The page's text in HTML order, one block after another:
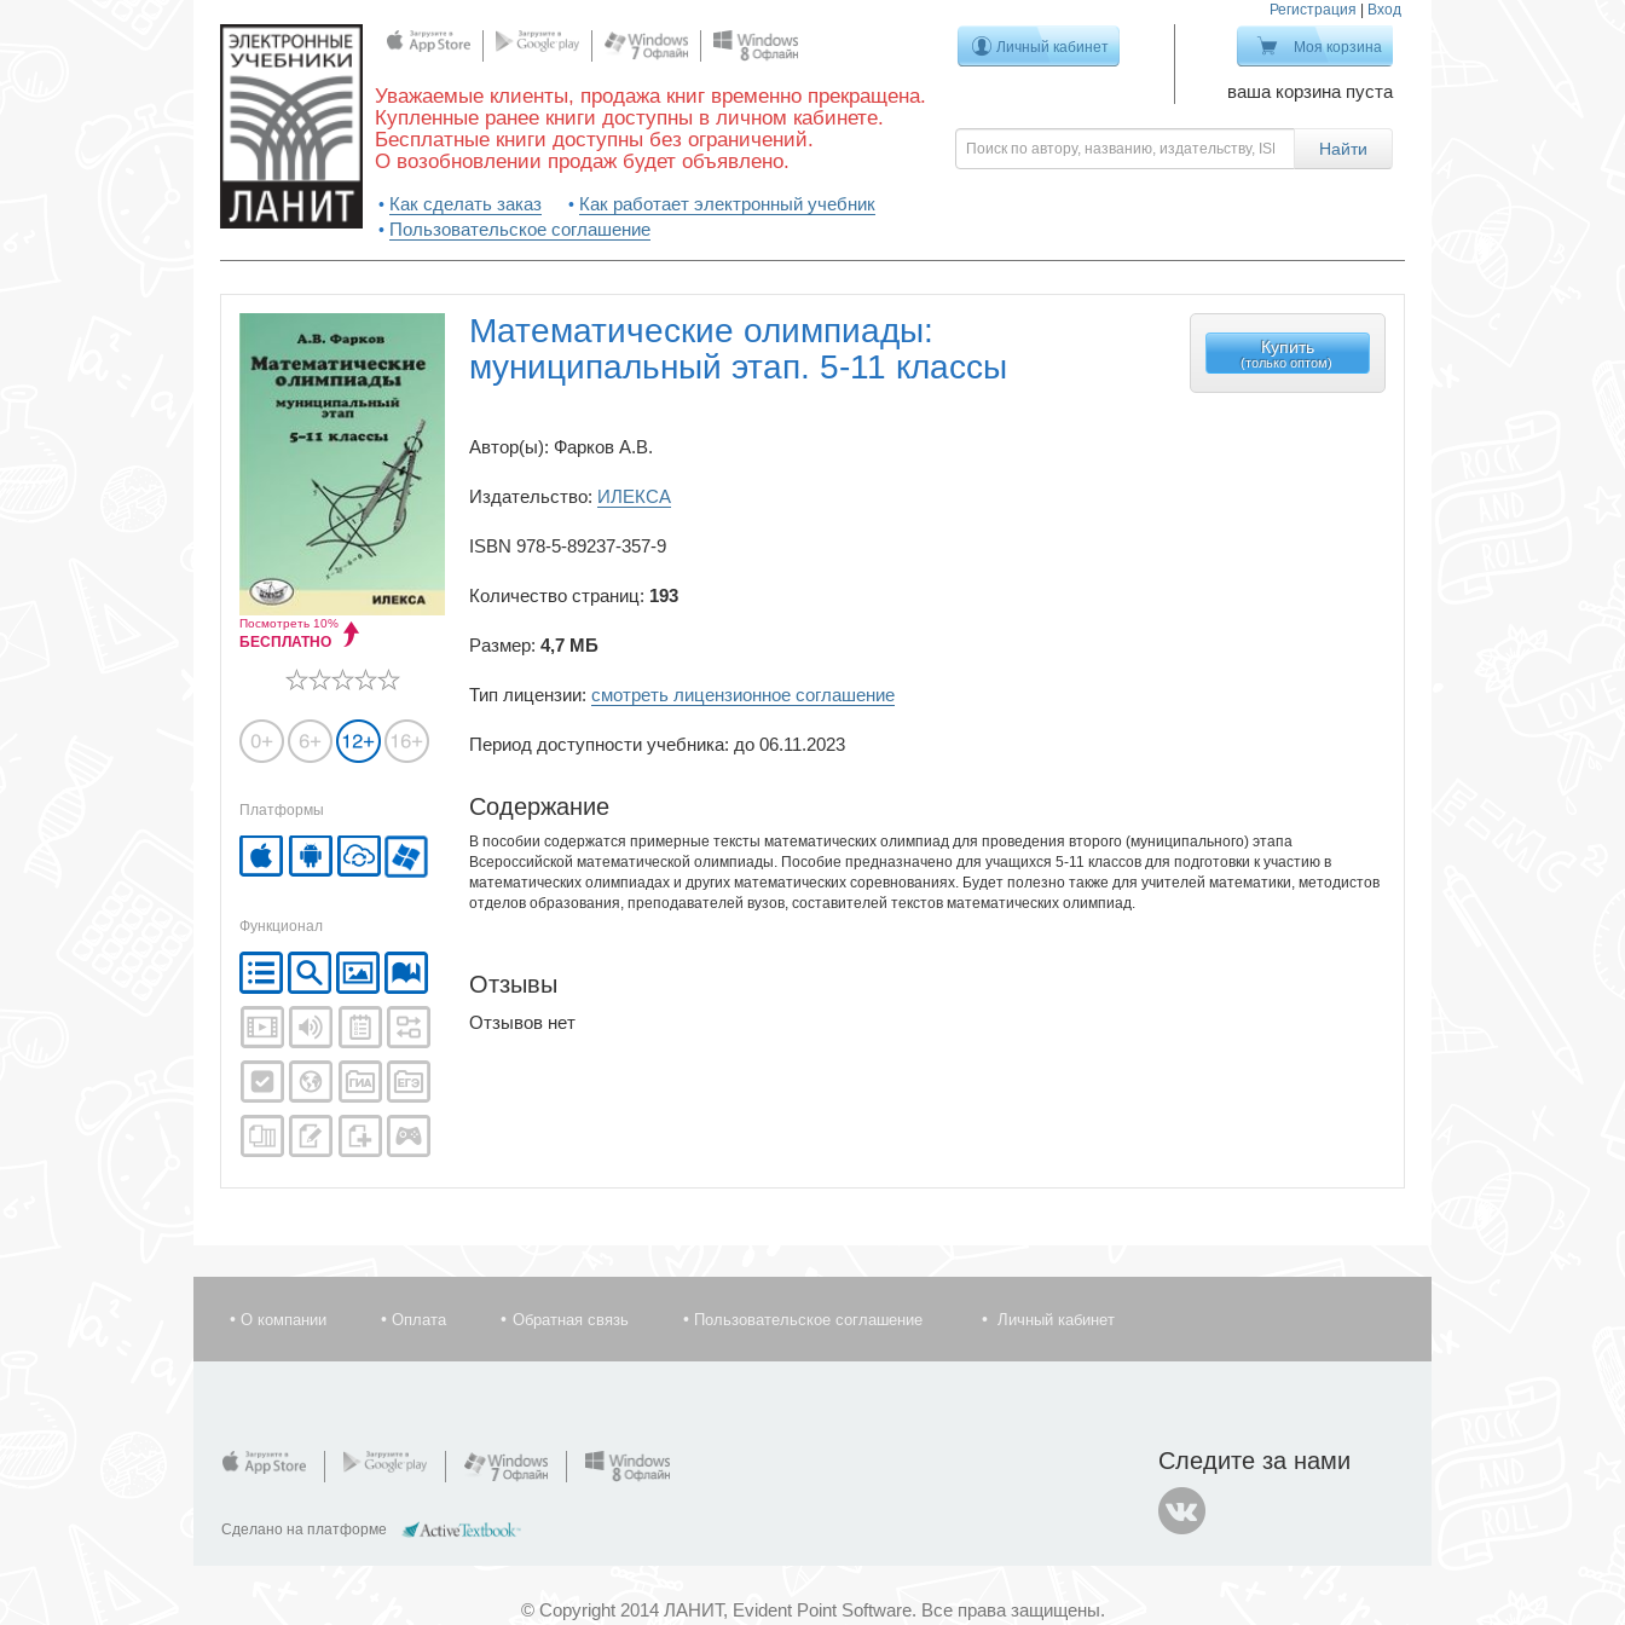
Регистрация Вход
Уважаемые клиенты, продажа книг временно прекращена.
Купленные ранее книги доступны в личном кабинете.
Бесплатные книги доступны без ограничений.
О возобновлении продаж будет объявлено.
Как сделать заказ
Как работает электронный учебник
Пользовательское соглашение
Личный кабинет Моя корзина
ваша корзина пуста
Посмотреть 10%
БЕСПЛАТНО
Платформы
Функционал
Купить
(только оптом)
Математические олимпиады:
муниципальный этап. 5-11 классы
Автор(ы): Фарков А.В.
Издательство: ИЛЕКСА
ISBN 978-5-89237-357-9
Количество страниц: 193
Размер: 4,7 МБ
Тип лицензии: смотреть лицензионное соглашение
Период доступности учебника: до 06.11.2023
Содержание
В пособии содержатся примерные тексты математических олимпиад для проведения второго (муниципального) этапа
Всероссийской математической олимпиады. Пособие предназначено для учащихся 5-11 классов для подготовки к участию в
математических олимпиадах и других математических соревнованиях. Будет полезно также для учителей математики, методистов
отделов образования, преподавателей вузов, составителей текстов математических олимпиад.
Отзывы
Отзывов нет
О компании Оплата Обратная связь Пользовательское соглашение Личный кабинет
Сделано на платформе
Следите за нами
© Copyright 2014 ЛАНИТ, Evident Point Software. Все права защищены.